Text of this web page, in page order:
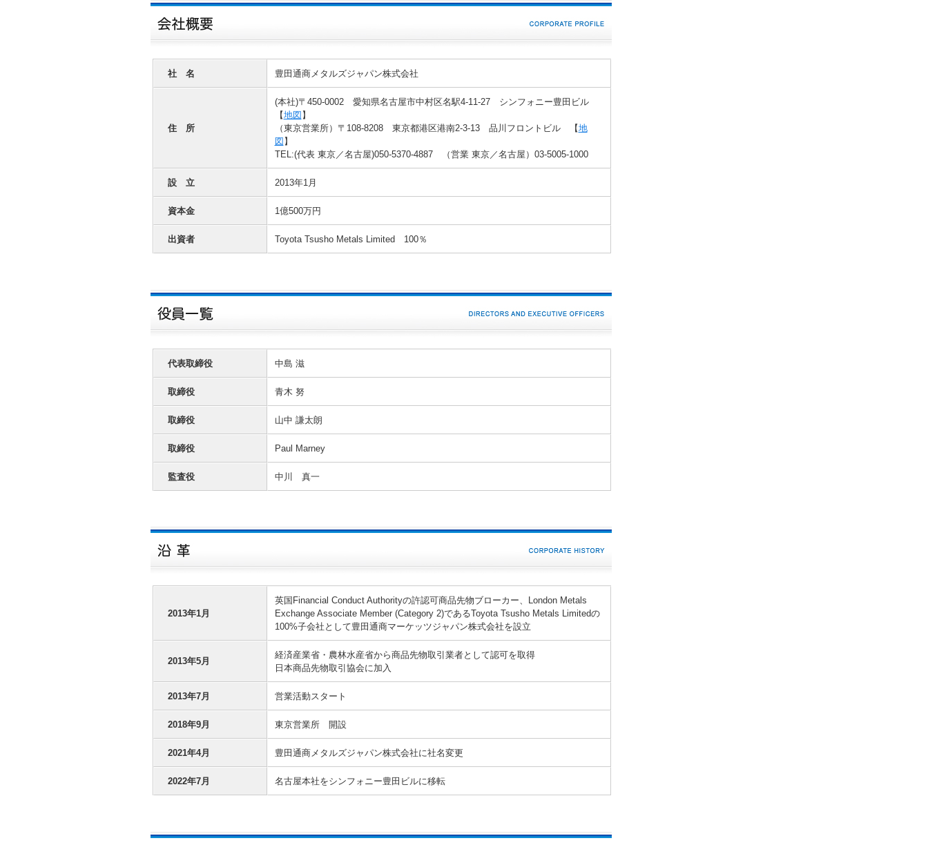
社 名 豊田通商メタルズジャパン株式会社
住 所
(本社)〒450-0002 愛知県名古屋市中村区名駅4-11-27 シンフォニー豊田ビル
【地図 】
（東京営業所）〒108-8208 東京都港区港南2-3-13 品川フロントビル 【地
図 】
TEL:(代表 東京／名古屋)050-5370-4887 （営業 東京／名古屋）03-5005-1000
設 立 2013年1月
資本金 1億500万円
出資者 Toyota Tsusho Metals Limited 100％
代表取締役 中島 滋
取締役 青木 努
取締役 山中 謙太朗
取締役 Paul Marney
監査役 中川 真一
2013年1月
英国Financial Conduct Authorityの許認可商品先物ブローカー、London Metals
Exchange Associate Member (Category 2)であるToyota Tsusho Metals Limitedの
100%子会社として豊田通商マーケッツジャパン株式会社を設立
2013年5月
経済産業省・農林水産省から商品先物取引業者として認可を取得
日本商品先物取引協会に加入
2013年7月 営業活動スタート
2018年9月 東京営業所 開設
2021年4月 豊田通商メタルズジャパン株式会社に社名変更
2022年7月 名古屋本社をシンフォニー豊田ビルに移転